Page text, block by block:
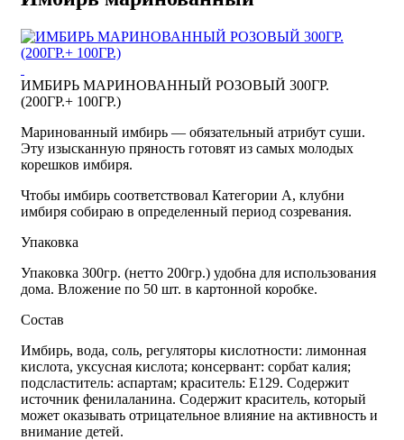
ИМБИРЬ МАРИНОВАННЫЙ РОЗОВЫЙ 300ГР.
(200ГР.+ 100ГР.)
Маринованный имбирь — обязательный атрибут суши.
Эту изысканную пряность готовят из самых молодых
корешков имбиря.
Чтобы имбирь соответствовал Категории А, клубни
имбиря собираю в определенный период созревания.
Упаковка
Упаковка 300гр. (нетто 200гр.) удобна для использования
дома. Вложение по 50 шт. в картонной коробке.
Состав
Имбирь, вода, соль, регуляторы кислотности: лимонная
кислота, уксусная кислота; консервант: сорбат калия;
подсластитель: аспартам; краситель: Е129. Содержит
источник фенилаланина. Содержит краситель, который
может оказывать отрицательное влияние на активность и
внимание детей.